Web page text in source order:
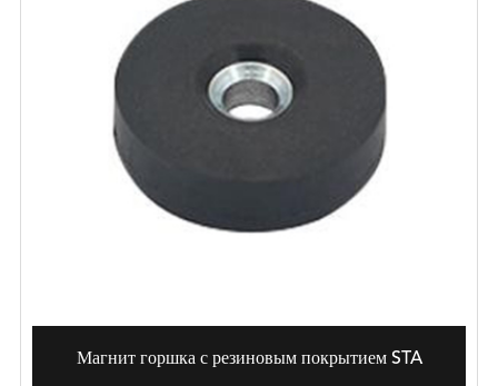
Магнит горшка с резиновым покрытием STA